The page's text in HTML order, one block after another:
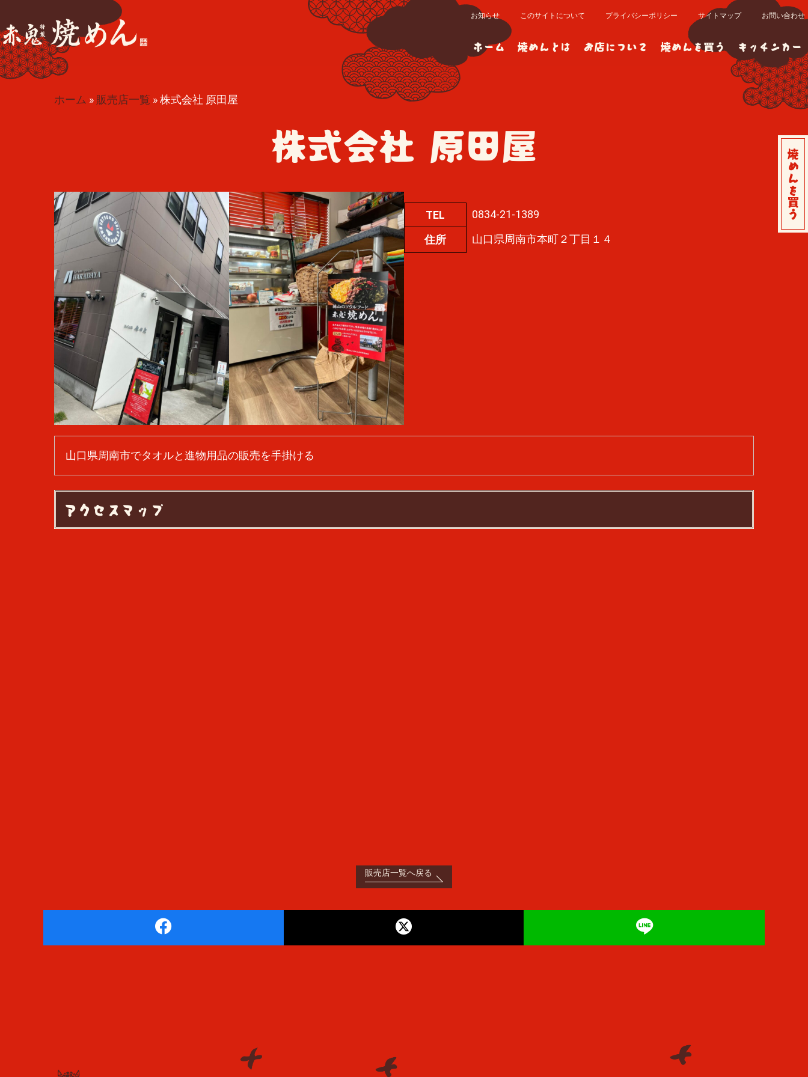
お知らせ このサイトについて プライバシーポリシー サイトマップ お問い合わせ
ホーム 焼めんとは お店について 焼めんを買う キッチンカー
焼めんを買う
ホーム » 販売店一覧 »株式会社 原田屋
株式会社 原田屋
TEL
0834-21-1389
住所
山口県周南市本町２丁目１４
山口県周南市でタオルと進物用品の販売を手掛ける
アクセスマップ
販売店一覧へ戻る